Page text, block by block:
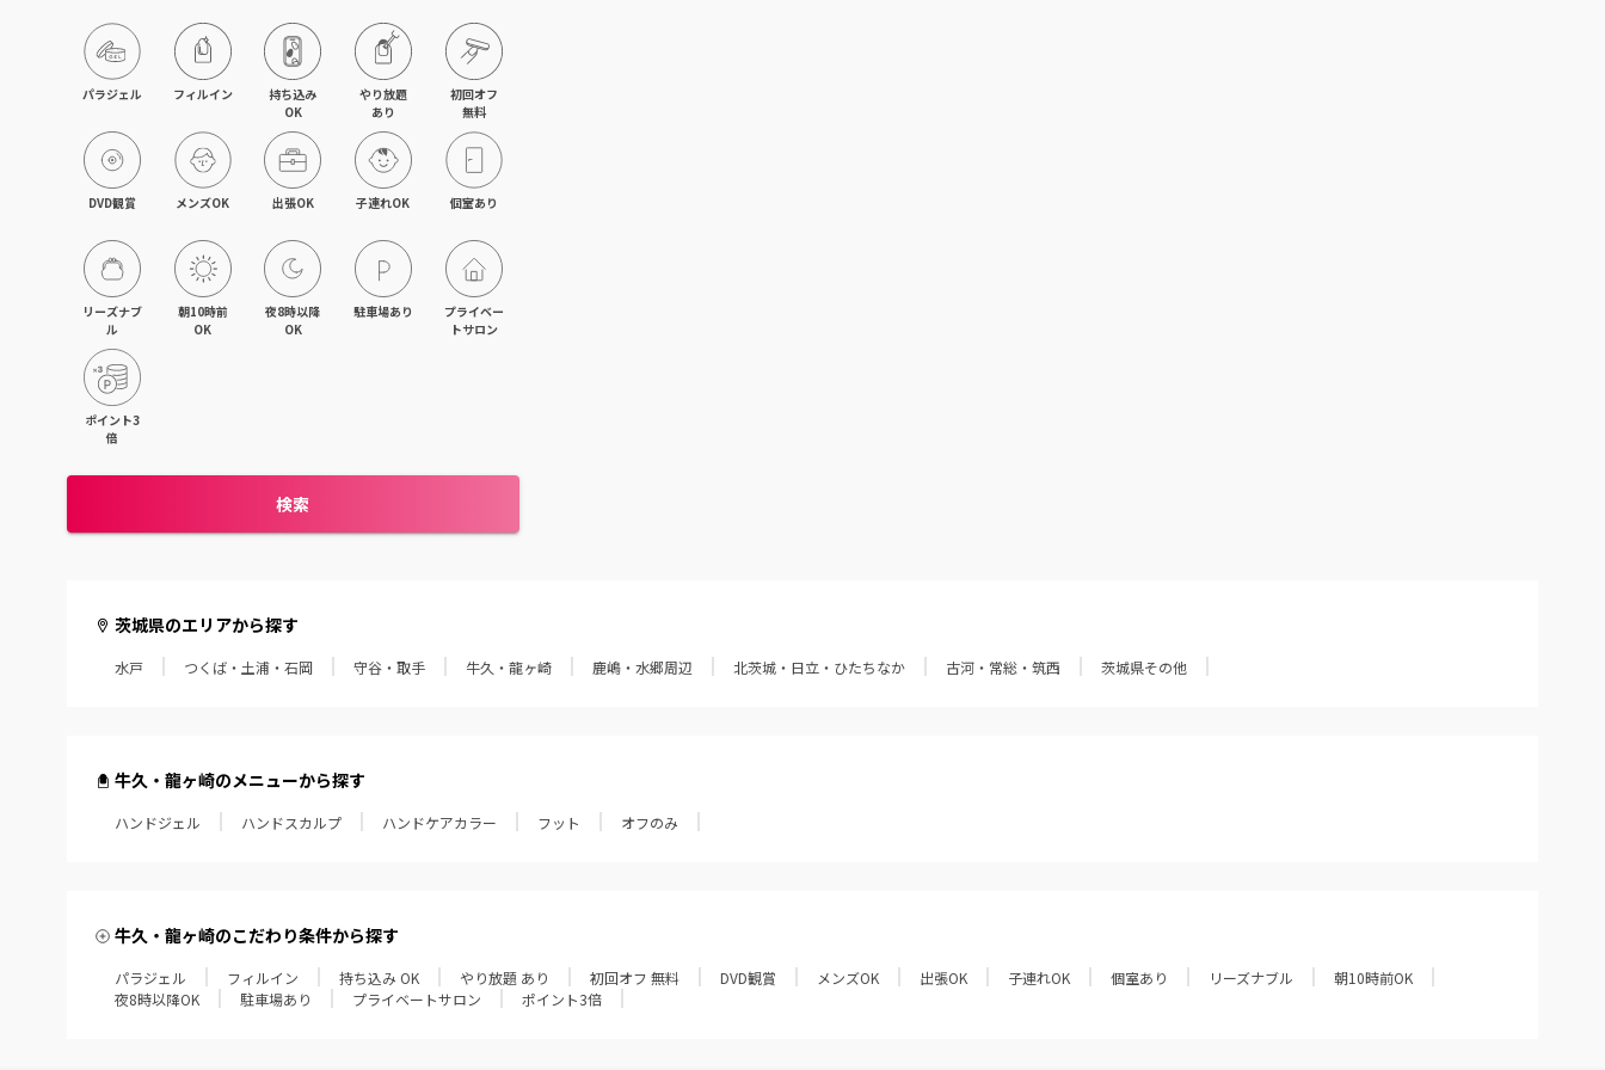
パラジェル フィルイン
持ち込み
OK
やり放題
あり
初回オフ
無料
DVD観賞 メンズOK 出張OK 子連れOK 個室あり
リーズナブ
ル
朝10時前
OK
夜8時以降
OK
駐車場あり
プライベー
トサロン
ポイント3
倍
検索
茨城県のエリアから探す
水戸 つくば・土浦・石岡 守谷・取手 牛久・龍ヶ崎 鹿嶋・水郷周辺 北茨城・日立・ひたちなか 古河・常総・筑西 茨城県その他
牛久・龍ヶ崎のメニューから探す
ハンドジェル ハンドスカルプ ハンドケアカラー フット オフのみ
牛久・龍ヶ崎のこだわり条件から探す
パラジェル フィルイン 持ち込み OK やり放題 あり 初回オフ 無料 DVD観賞 メンズOK 出張OK 子連れOK 個室あり リーズナブル
朝10時前OK
夜8時以降OK
駐車場あり プライベートサロン ポイント3倍